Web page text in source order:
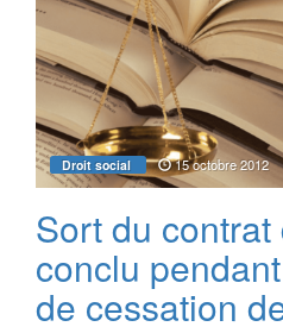
Droit social 15 octobre 2012
Sort du contrat
conclu
de cessation